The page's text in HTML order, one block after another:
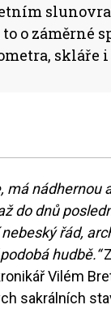
o záměrné
skláře
má nádhernou
do dnů
řád,
hudbě.“
Vilém
sakrálních